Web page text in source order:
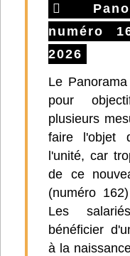
numéro
2026
Le
pour
plusieurs
faire l'objet
l'unité, car
de ce
(numéro
Les
bénéficier
à la